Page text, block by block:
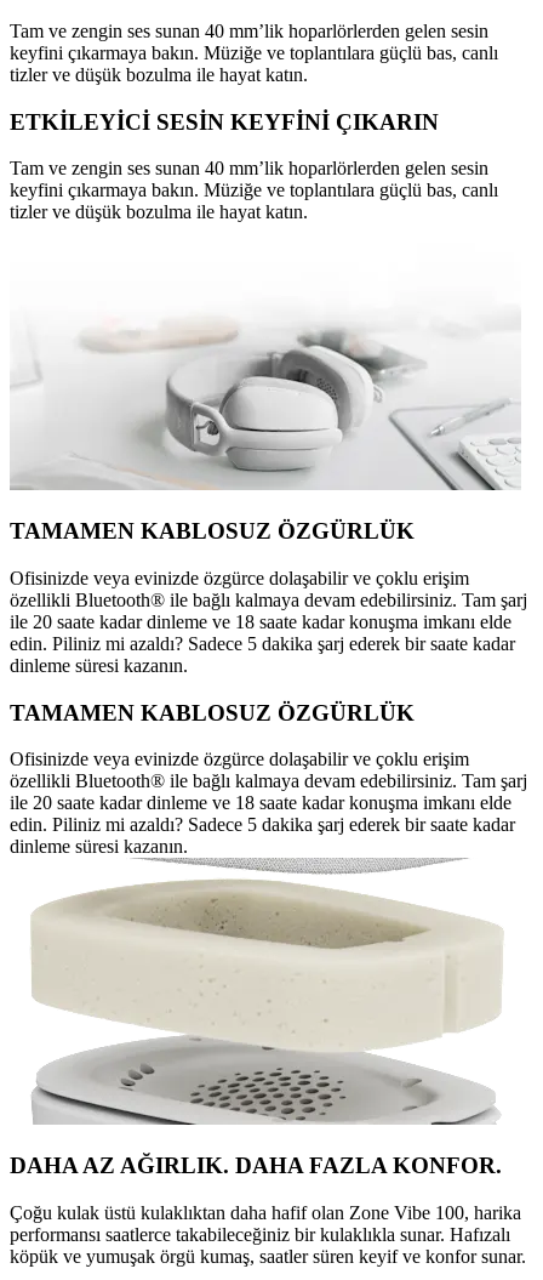
Tam ve zengin ses sunan 40 mm’lik hoparlörlerden gelen sesin
keyfini çıkarmaya bakın. Müziğe ve toplantılara güçlü bas, canlı
tizler ve düşük bozulma ile hayat katın.
ETKİLEYİCİ SESİN KEYFİNİ ÇIKARIN
Tam ve zengin ses sunan 40 mm’lik hoparlörlerden gelen sesin
keyfini çıkarmaya bakın. Müziğe ve toplantılara güçlü bas, canlı
tizler ve düşük bozulma ile hayat katın.
TAMAMEN KABLOSUZ ÖZGÜRLÜK
Ofisinizde veya evinizde özgürce dolaşabilir ve çoklu erişim
özellikli Bluetooth® ile bağlı kalmaya devam edebilirsiniz. Tam şarj
ile 20 saate kadar dinleme ve 18 saate kadar konuşma imkanı elde
edin. Piliniz mi azaldı? Sadece 5 dakika şarj ederek bir saate kadar
dinleme süresi kazanın.
TAMAMEN KABLOSUZ ÖZGÜRLÜK
Ofisinizde veya evinizde özgürce dolaşabilir ve çoklu erişim
özellikli Bluetooth® ile bağlı kalmaya devam edebilirsiniz. Tam şarj
ile 20 saate kadar dinleme ve 18 saate kadar konuşma imkanı elde
edin. Piliniz mi azaldı? Sadece 5 dakika şarj ederek bir saate kadar
dinleme süresi kazanın.
DAHA AZ AĞIRLIK. DAHA FAZLA KONFOR.
Çoğu kulak üstü kulaklıktan daha hafif olan Zone Vibe 100, harika
performansı saatlerce takabileceğiniz bir kulaklıkla sunar. Hafızalı
köpük ve yumuşak örgü kumaş, saatler süren keyif ve konfor sunar.